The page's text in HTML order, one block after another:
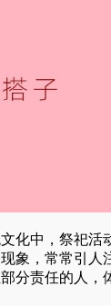
化中，祭祀活
象，常常引人
分责任的人，